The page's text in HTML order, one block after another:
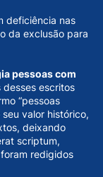
deficiência nas
da exclusão para
pessoas com
desses escritos
“pessoas
valor histórico,
deixando
scriptum,
redigidos